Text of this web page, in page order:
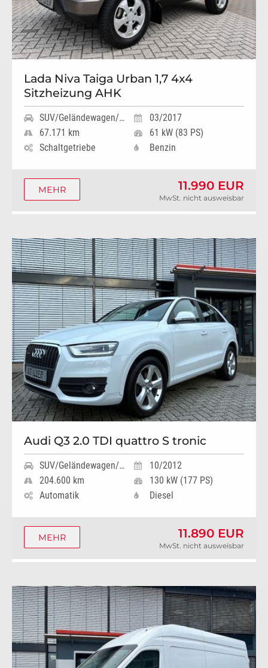
Lada Niva Taiga Urban 1,7 4x4
Sitzheizung AHK
SUV/Geländewagen/Pickup
03/2017
67.171 km
61 kW (83 PS)
Schaltgetriebe
Benzin
11.990 EUR
MwSt. nicht ausweisbar
MEHR
Audi Q3 2.0 TDI quattro S tronic
SUV/Geländewagen/Pickup
10/2012
204.600 km
130 kW (177 PS)
Automatik
Diesel
11.890 EUR
MwSt. nicht ausweisbar
MEHR